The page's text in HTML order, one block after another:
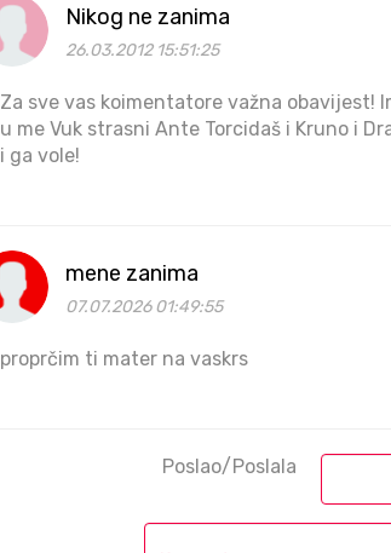
Nikog ne zanima
26.03.2012 15:51:25
Za sve vas koimentatore važna obavijest!
u me Vuk strasni Ante Torcidaš i Kruno i
i ga vole!
mene zanima
07.07.2026 01:49:55
proprčim ti mater na vaskrs
Poslao/Poslala